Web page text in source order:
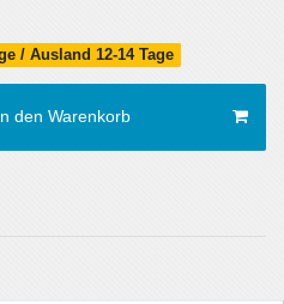
/ Ausland 12-14 Tage
den Warenkorb